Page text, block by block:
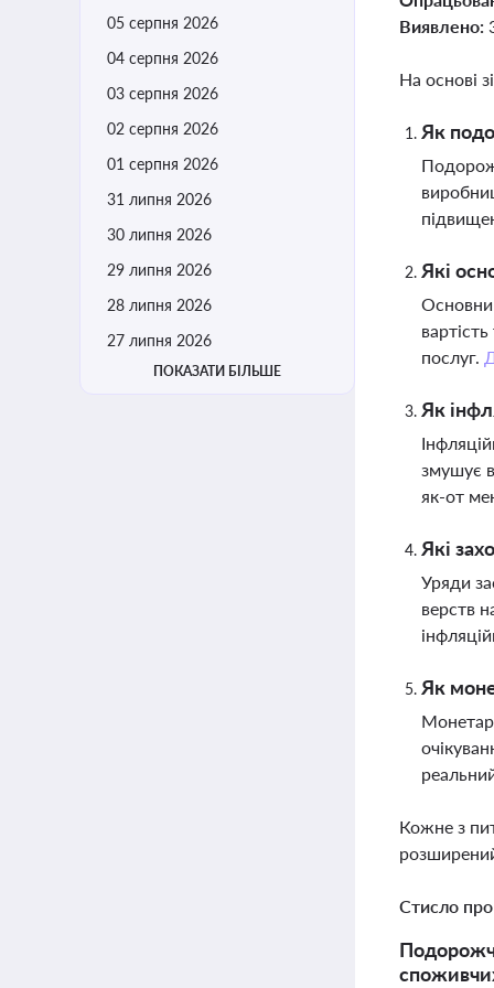
05 серпня 2026
04 серпня 2026
03 серпня 2026
02 серпня 2026
01 серпня 2026
31 липня 2026
30 липня 2026
29 липня 2026
28 липня 2026
27 липня 2026
ПОКАЗАТИ БІЛЬШЕ
Виявлено:
На основі
Як
Які
послуг.
Як
змушує
як-от
Які
Уряди
верств
Як
Кожне з
Стисло